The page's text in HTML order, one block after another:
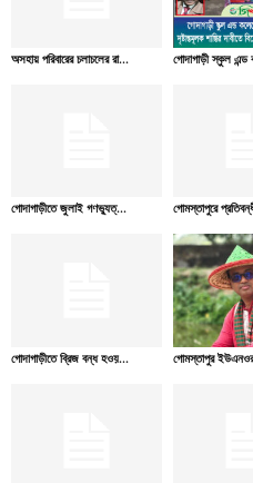
অসহায় পরিবারের চলাচলের রা... গোদাগাড়ী স্কুল
গোদাগাড়ীতে জুলাই গণভ্যুত্... গোমস্তাপুরে
গোদাগাড়ীতে ব্রিজ বন্ধ হওয়... গোমস্তাপুর